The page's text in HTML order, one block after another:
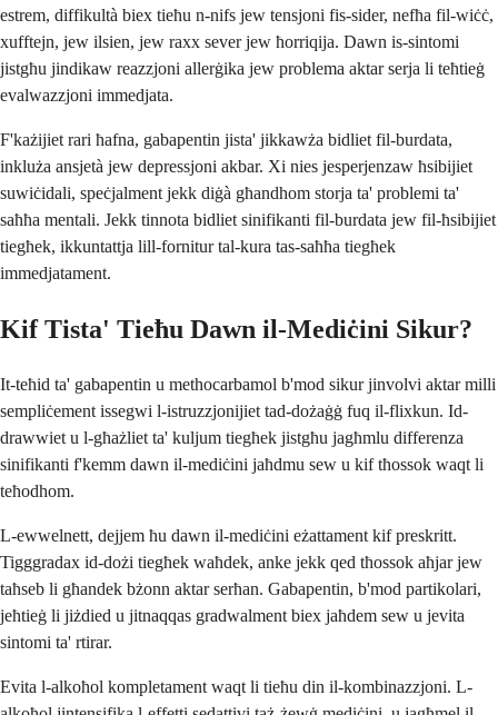
estrem, diffikultà biex tieħu n-nifs jew tensjoni fis-sider, nefħa fil-wiċċ,
xufftejn, jew ilsien, jew raxx sever jew ħorriqija. Dawn is-sintomi
jistgħu jindikaw reazzjoni allerġika jew problema aktar serja li teħtieġ
evalwazzjoni immedjata.
F'każijiet rari ħafna, gabapentin jista' jikkawża bidliet fil-burdata,
inkluża ansjetà jew depressjoni akbar. Xi nies jesperjenzaw ħsibijiet
suwiċidali, speċjalment jekk diġà għandhom storja ta' problemi ta'
saħħa mentali. Jekk tinnota bidliet sinifikanti fil-burdata jew fil-ħsibijiet
tiegħek, ikkuntattja lill-fornitur tal-kura tas-saħħa tiegħek
immedjatament.
Kif Tista' Tieħu Dawn il-Mediċini Sikur?
It-teħid ta' gabapentin u methocarbamol b'mod sikur jinvolvi aktar milli
sempliċement issegwi l-istruzzjonijiet tad-dożaġġ fuq il-flixkun. Id-
drawwiet u l-għażliet ta' kuljum tiegħek jistgħu jagħmlu differenza
sinifikanti f'kemm dawn il-mediċini jaħdmu sew u kif tħossok waqt li
teħodhom.
L-ewwelnett, dejjem ħu dawn il-mediċini eżattament kif preskritt.
Tigggradax id-dożi tiegħek waħdek, anke jekk qed tħossok aħjar jew
taħseb li għandek bżonn aktar serħan. Gabapentin, b'mod partikolari,
jeħtieġ li jiżdied u jitnaqqas gradwalment biex jaħdem sew u jevita
sintomi ta' rtirar.
Evita l-alkoħol kompletament waqt li tieħu din il-kombinazzjoni. L-